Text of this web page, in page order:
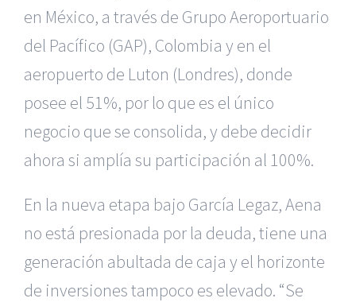
en México, a través de Grupo Aeroportuario
del Pacífico (GAP), Colombia y en el
aeropuerto de Luton (Londres), donde
posee el 51%, por lo que es el único
negocio que se consolida, y debe decidir
ahora si amplía su participación al 100%.
En la nueva etapa bajo García Legaz, Aena
no está presionada por la deuda, tiene una
generación abultada de caja y el horizonte
de inversiones tampoco es elevado. “Se